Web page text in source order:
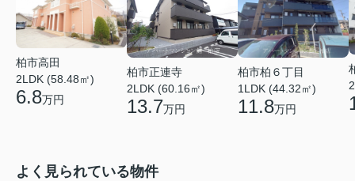
柏市高田
2LDK (58.48㎡)
6.8万円
柏市正連寺
2LDK (60.16㎡)
13.7万円
柏市柏６丁目
1LDK (44.32㎡)
11.8万円
よく見られている物件